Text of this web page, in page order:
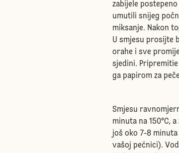
zabijele
umutili snijeg
miksanje. Nakon
U smjesu prosijte
orahe i sve
sjedini.
ga papirom za
Smjesu
minuta na 150°C,
još oko 7-8
vašoj pećnici).